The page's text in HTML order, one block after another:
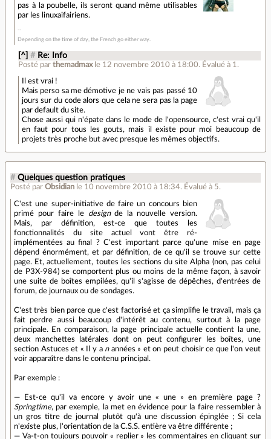
pas à la poubelle, ils seront quand même utilisables
par les linuxaifairiens.
Depending on the time of day, the French go either way.
[^] # Re: Info
Posté par themadmax le 12 novembre 2010 à 18:00. Évalué à 1 .
Il est vrai !
Mais perso sa me démotive je ne vais pas passé 10
jours sur du code alors que cela ne sera pas la page
par default du site.
Chose aussi qui n'épate dans le mode de l'opensource, c'est vrai qu'il
en faut pour tous les gouts, mais il existe pour moi beaucoup de
projets très proche but avec presque les mêmes objectifs.
# Quelques question pratiques
Posté par Obsidian le 10 novembre 2010 à 18:34. Évalué à 5.
C'est une super-initiative de faire un concours bien
primé pour faire le
designde la nouvelle version.
Mais, par définition, est-ce que toutes les
fonctionnalités du site actuel vont être ré-
implémentées au final ? C'est important parce qu'une mise en page
dépend énormément, et par définition, de ce qu'il se trouve sur cette
page. Et, actuellement, toutes les sections du site Alpha (non, pas celui
de P3X-984) se comportent plus ou moins de la même façon, à savoir
une suite de boîtes empilées, qu'il s'agisse de dépêches, d'entrées de
forum, de journaux ou de sondages.
C'est très bien parce que c'est factorisé et ça simplifie le travail, mais ça
fait perdre aussi beaucoup d'intérêt au contenu, surtout à la page
principale. En comparaison, la page principale actuelle contient la une,
deux manchettes latérales dont on peut configurer les boîtes, une
section Astuces et « Il y a nannées » et on peut choisir ce que l'on veut
voir apparaître dans le contenu principal.
Par exemple :
— Est-ce qu'il va encore y avoir une « une » en première page ?
Springtime, par exemple, la met en évidence pour la faire ressembler à
un gros titre de journal plutôt qu'à une discussion épinglée ; Si cela
n'existe plus, l'orientation de la C.S.S. entière va être différente ;
— Va-t-on toujours pouvoir « replier » les commentaires en cliquant sur